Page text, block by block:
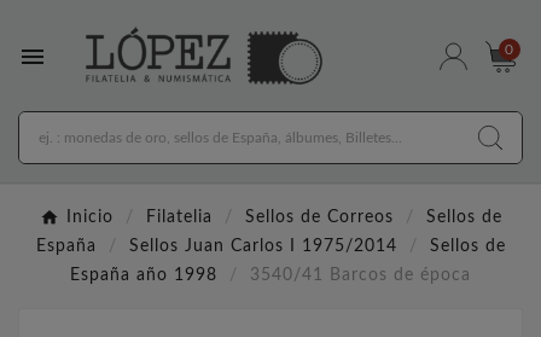
 0
Inicio Filatelia Sellos de Correos
Sellos de
España
Sellos Juan Carlos I 1975/2014
Sellos de
España año 1998
3540/41 Barcos de época